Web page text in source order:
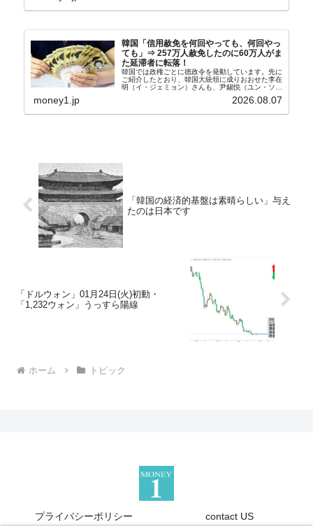
韓国「信用赦免を何回やっても、何回やっ
ても」⇒ 257万人赦免したのに60万人がま
た延滞者に転落！
韓国では政権ごとに徳政令を発動しています。先に
ご紹介したとおり、韓国大統領に成りおおせた李在
明（イ・ジェミョン）さんも、尹錫悦（ユン・ソギ
バンクにして不良債権の買い取りを行い、分割償還
money1.jp 2026.08.07
「韓国の経済的基盤は素晴らしい」与え
たのは日本です
「ドルウォン」01月24日(火)初動・
「1,232ウォン」うっすら陽線
ホーム トピック
プライバシーポリシー contact US